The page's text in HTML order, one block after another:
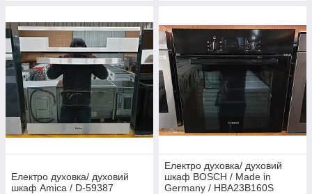
Електро духовка/ духовий
шкаф Amica / D-59387
Електро духовка/ духовий
шкаф BOSCH / Made in
Germany / HBA23B160S